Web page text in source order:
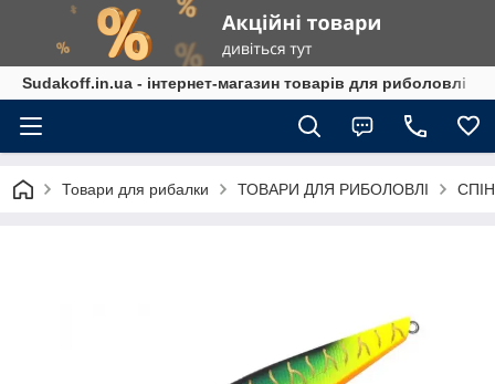
Sudakoff.in.ua - інтернет-магазин товарів для риболовлі
Товари для рибалки ТОВАРИ ДЛЯ РИБОЛОВЛІ